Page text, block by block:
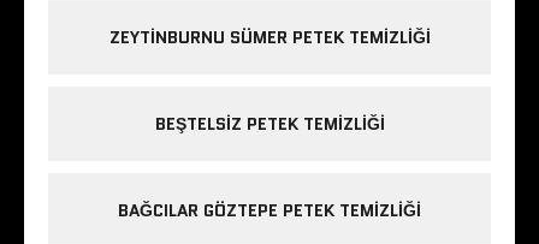
ZEYTINBURNU SÜMER PETEK TEMIZLIĞI
BEŞTELSIZ PETEK TEMIZLIĞI
BAĞCILAR GÖZTEPE PETEK TEMIZLIĞI